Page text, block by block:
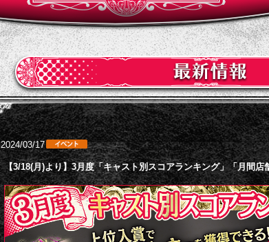
2024/03/17
【3/18(月)より】3月度「キャスト別スコアランキング」「月間